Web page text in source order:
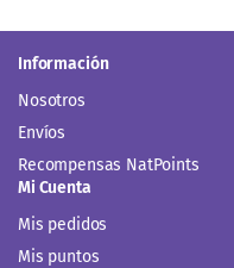
Información
Nosotros
Envíos
Recompensas NatPoints
Mi Cuenta
Mis pedidos
Mis puntos